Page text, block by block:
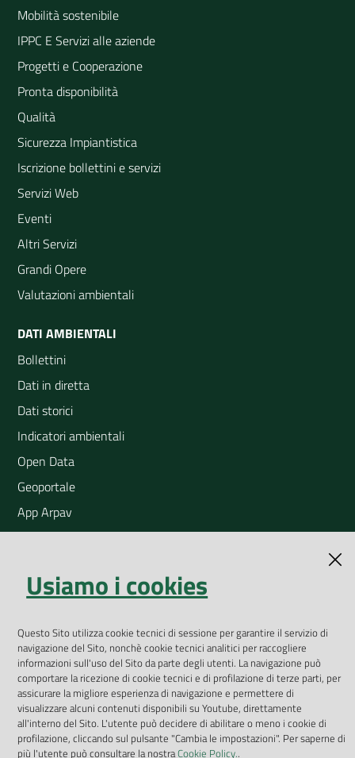
Mobilità sostenibile
IPPC E Servizi alle aziende
Progetti e Cooperazione
Pronta disponibilità
Qualità
Sicurezza Impiantistica
Iscrizione bollettini e servizi
Servizi Web
Eventi
Altri Servizi
Grandi Opere
Valutazioni ambientali
DATI AMBIENTALI
Bollettini
Dati in diretta
Dati storici
Indicatori ambientali
Open Data
Geoportale
App Arpav
Rapporti regionali annuali
Dispenser dati
Vai alla pagina
Dichiarazione accessibilità
Impostazioni cookie
Privacy
Note legali
Usiamo i cookies
Questo Sito utilizza cookie tecnici di sessione per garantire il servizio di
navigazione del Sito, nonchè cookie tecnici analitici per raccogliere
informazioni sull'uso del Sito da parte degli utenti. La navigazione può
comportare la ricezione di cookie tecnici e di profilazione di terze parti, per
assicurare la migliore esperienza di navigazione e permettere di
visualizzare alcuni contenuti disponibili su Youtube, direttamente
all'interno del Sito. L'utente può decidere di abilitare o meno i cookie di
profilazione, cliccando sul pulsante "Cambia le impostazioni". Per saperne di
più l'utente può consultare la nostraCookie Policy..